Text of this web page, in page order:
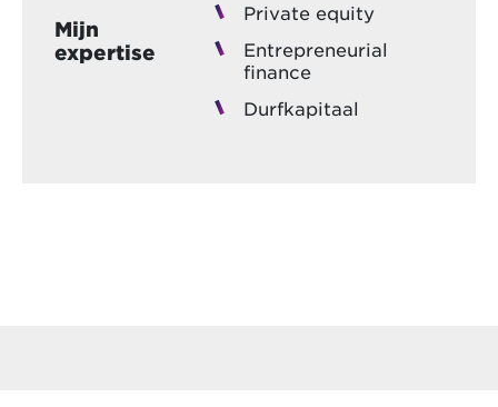
Mijn
expertise
Private equity
Entrepreneurial
finance
Durfkapitaal